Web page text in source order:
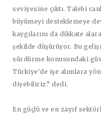
seviyesine çıktı. Talebi
büyümeyi desteklemeye
kaygılarını da dikkate
şekilde düşürüyor. Bu
sürdürme konusundaki
Türkiye'de işe alımlara
diyebiliriz.” dedi.
En güçlü ve en zayıf